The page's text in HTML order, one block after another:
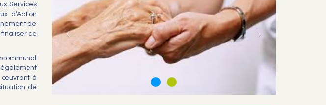
Services
d’Action
de
finaliser ce
également
œuvrant à
de